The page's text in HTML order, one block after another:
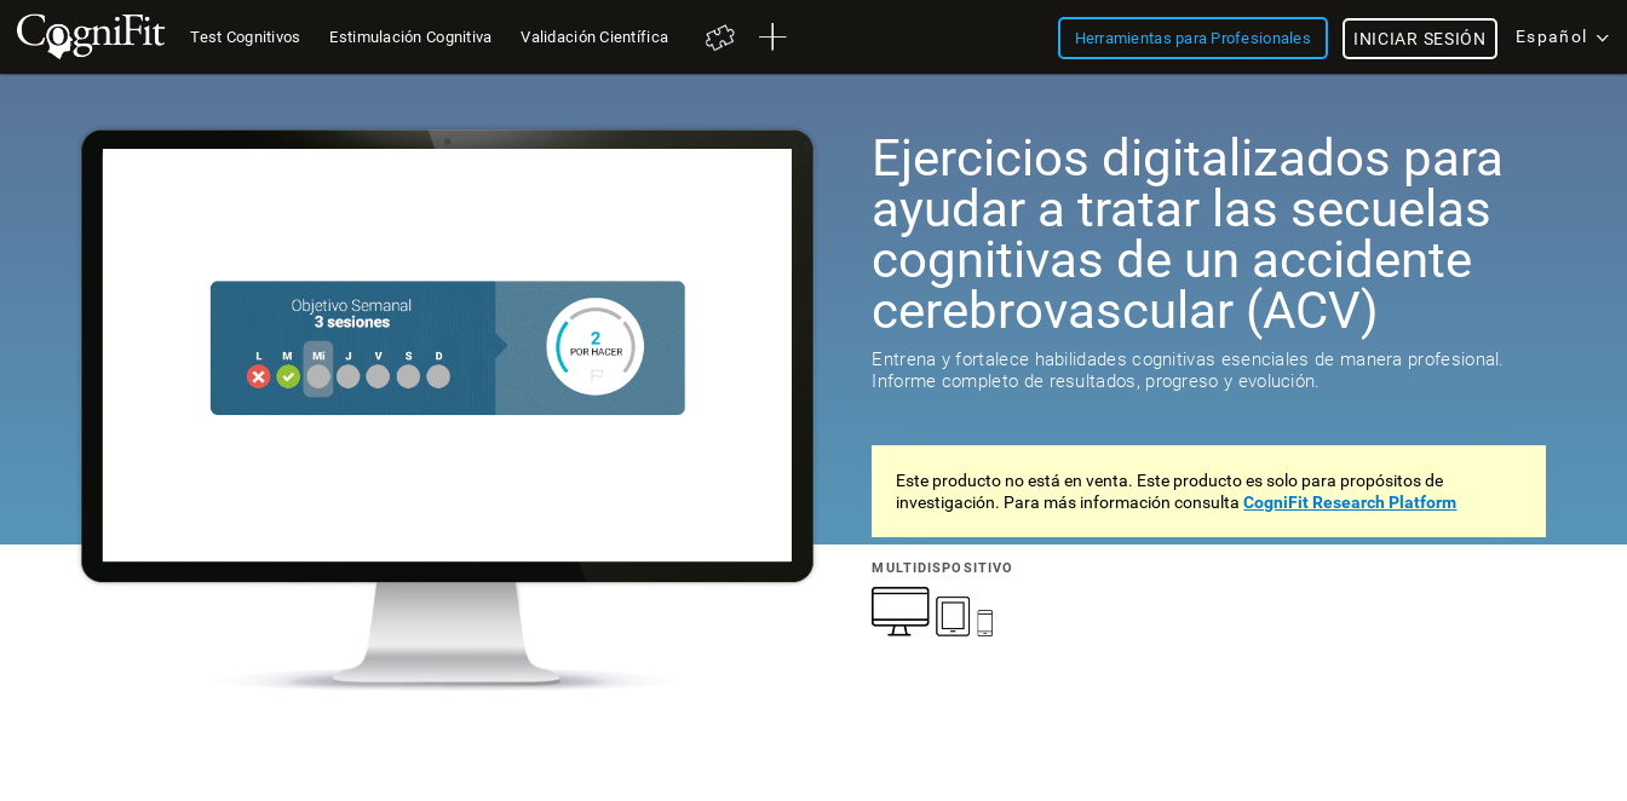
Test Cognitivos Estimulación Cognitiva Validación Científica Herramientas para Profesionales Español
INICIAR SESIÓN
Ejercicios digitalizados para
ayudar a tratar las secuelas
cognitivas de un accidente
cerebrovascular (ACV)
Entrena y fortalece habilidades cognitivas esenciales de manera profesional.
Informe completo de resultados, progreso y evolución.
Este producto no está en venta. Este producto es solo para propósitos de
investigación. Para más información consultaCogniFit Research Platform
MULTIDISPOSITIVO